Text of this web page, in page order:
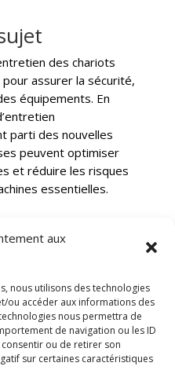
aux
nous utilisons des technologies
ou accéder aux informations des
nous permettra de
de navigation ou les ID
ou de retirer son
sur certaines caractéristiques
des chariots
assurer la sécurité,
équipements. En
parti des nouvelles
peuvent optimiser
et réduire les risques
essentielles.
Rolls
CGV
et protection des
Gérer mes cookies